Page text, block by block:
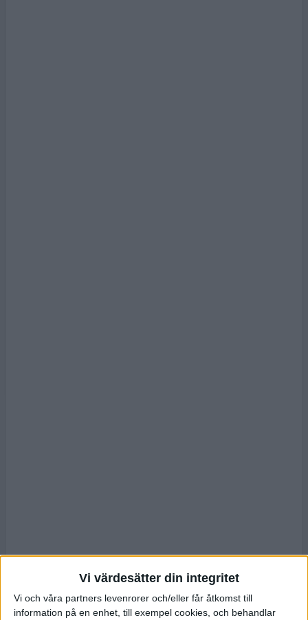
Vi värdesätter din integritet
Vi och våra partners levenrorer och/eller får åtkomst till
information på en enhet, till exempel cookies, och behandlar